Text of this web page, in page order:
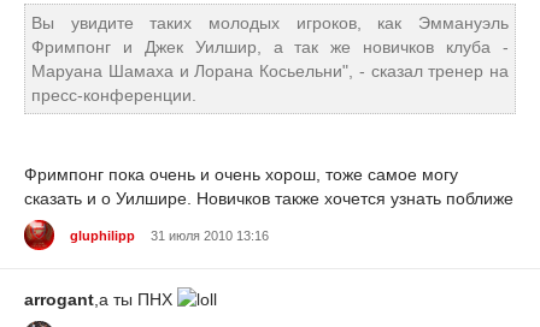
Вы увидите таких молодых игроков, как Эммануэль
Фримпонг и Джек Уилшир, а так же новичков клуба -
Маруана Шамаха и Лорана Косьельни", - сказал тренер на
пресс-конференции.
Фримпонг пока очень и очень хорош, тоже самое могу
сказать и о Уилшире. Новичков также хочется узнать поближе
gluphilipp 31 июля 2010 13:16
arrogant,а ты ПНХ